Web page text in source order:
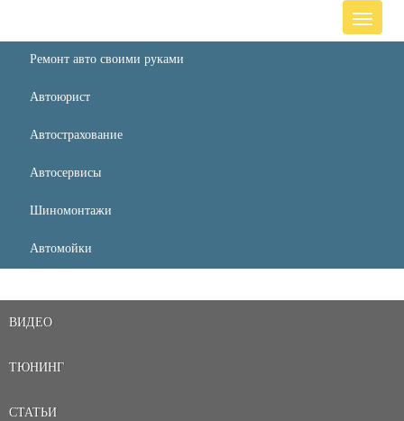
Ремонт авто своими руками
Автоюрист
Автострахование
Автосервисы
Шиномонтажи
Автомойки
ВИДЕО
ТЮНИНГ
СТАТЬИ